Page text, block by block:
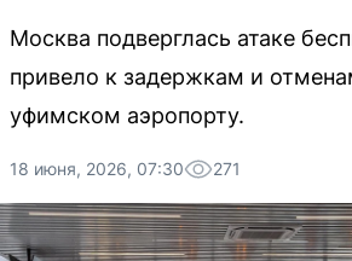
Москва подверглась атаке
привело к задержкам и
уфимском аэропорту.
18 июня, 2026, 07:30 271